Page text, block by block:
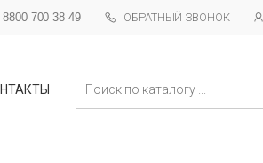
700 38 49 ОБРАТНЫЙ ЗВОНОК